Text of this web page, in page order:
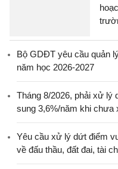
Bộ GDĐT yêu cầu quản
năm học 2026-2027
Tháng 8/2026, phải xử lý
sung 3,6%/năm khi chưa
Yêu cầu xử lý dứt điểm
về đấu thầu, đất đai, tài